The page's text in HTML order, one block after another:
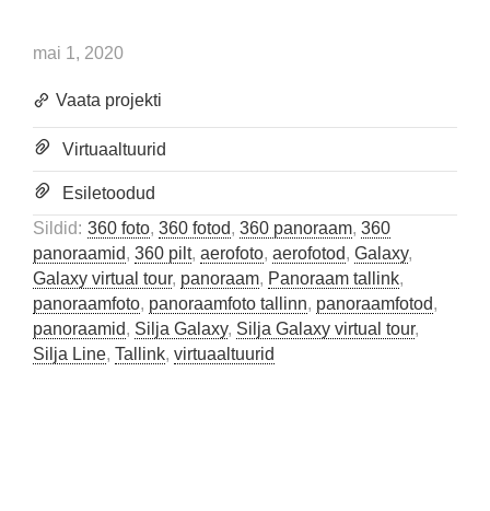
mai 1, 2020
Vaata projekti
Virtuaaltuurid
Esiletoodud
Sildid: 360 foto, 360 fotod, 360 panoraam, 360
panoraamid, 360 pilt, aerofoto, aerofotod, Galaxy,
Galaxy virtual tour, panoraam, Panoraam tallink,
panoraamfoto, panoraamfoto tallinn, panoraamfotod,
panoraamid, Silja Galaxy, Silja Galaxy virtual tour,
Silja Line, Tallink, virtuaaltuurid